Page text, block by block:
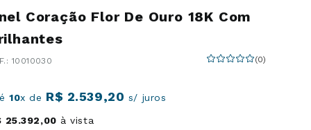
Coração Flor De Ouro 18K Com
: 10010030 (0)
10x de R$ 2.539,20 s/ juros
25.392,00 à vista